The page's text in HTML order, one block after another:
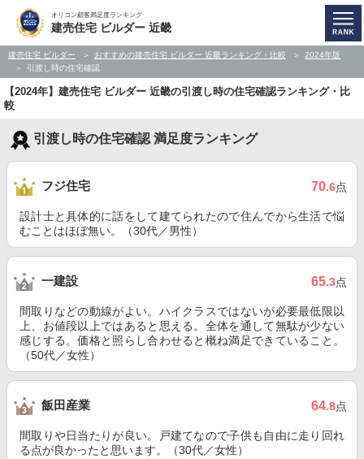
オリコン顧客満足度ランキング
建売住宅 ビルダー 近畿
建売住宅 ビルダー おすすめの建売住宅 ビルダー 近畿ランキング・比較
2024年版
引渡し時の住宅確認
【2024年】建売住宅 ビルダー 近畿の引渡し時の住宅確認ランキング・比
較
引渡し時の住宅確認 満足度ランキング
フジ住宅 70.6点
設計士と具体的に話をして建てられたので住んでから生活で悩
むことはほぼ無い。（30代／男性）
一建設 65.3点
間取りなどの動線がよい。ハイクラスではないが必要最低限以
上、お値段以上ではあると思える。全体を通して無駄が少ない
感じする。価格と照らし合わせると概ね満足できていること。
（50代／女性）
飯田産業 64.8点
間取りや日当たりが良い。戸建てなので子供も自由に走り回れ
る点が良かったと思います。（30代／女性）